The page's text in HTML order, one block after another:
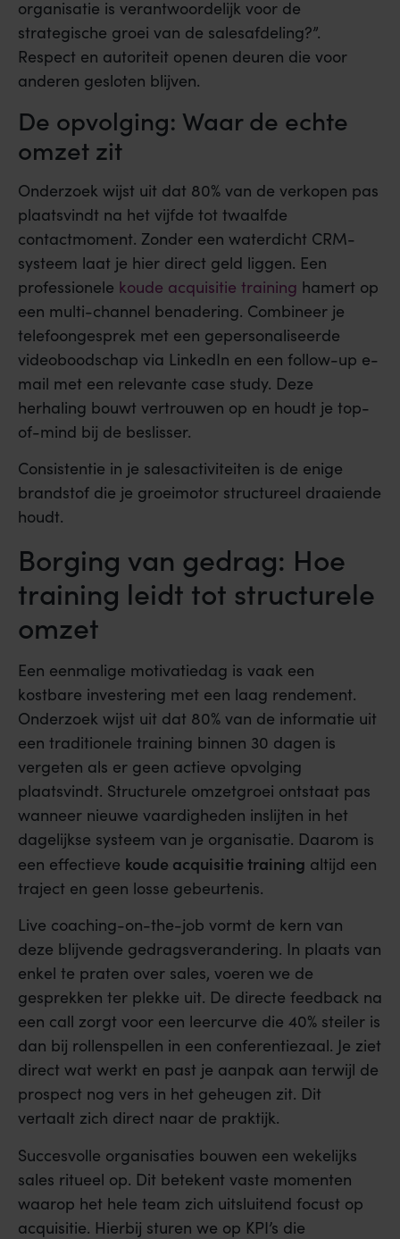
organisatie is verantwoordelijk voor de
strategische groei van de salesafdeling?”.
Respect en autoriteit openen deuren die voor
anderen gesloten blijven.
De opvolging: Waar de echte
omzet zit
Onderzoek wijst uit dat 80% van de verkopen pas
plaatsvindt na het vijfde tot twaalfde
contactmoment. Zonder een waterdicht CRM-
systeem laat je hier direct geld liggen. Een
professionele koude acquisitie training hamert op
een multi-channel benadering. Combineer je
telefoongesprek met een gepersonaliseerde
videoboodschap via LinkedIn en een follow-up e-
mail met een relevante case study. Deze
herhaling bouwt vertrouwen op en houdt je top-
of-mind bij de beslisser.
Consistentie in je salesactiviteiten is de enige
brandstof die je groeimotor structureel draaiende
houdt.
Borging van gedrag: Hoe
training leidt tot structurele
omzet
Een eenmalige motivatiedag is vaak een
kostbare investering met een laag rendement.
Onderzoek wijst uit dat 80% van de informatie uit
een traditionele training binnen 30 dagen is
vergeten als er geen actieve opvolging
plaatsvindt. Structurele omzetgroei ontstaat pas
wanneer nieuwe vaardigheden inslijten in het
dagelijkse systeem van je organisatie. Daarom is
een effectieve koude acquisitie training altijd een
traject en geen losse gebeurtenis.
Live coaching-on-the-job vormt de kern van
deze blijvende gedragsverandering. In plaats van
enkel te praten over sales, voeren we de
gesprekken ter plekke uit. De directe feedback na
een call zorgt voor een leercurve die 40% steiler is
dan bij rollenspellen in een conferentiezaal. Je ziet
direct wat werkt en past je aanpak aan terwijl de
prospect nog vers in het geheugen zit. Dit
vertaalt zich direct naar de praktijk.
Succesvolle organisaties bouwen een wekelijks
sales ritueel op. Dit betekent vaste momenten
waarop het hele team zich uitsluitend focust op
acquisitie. Hierbij sturen we op KPI’s die